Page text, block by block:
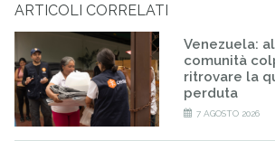
ARTICOLI CORRELATI
Venezuela:
comunità
ritrovare la
perduta
7 AGOSTO 2026